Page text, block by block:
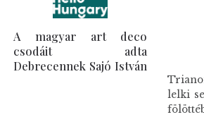
A magyar art deco
csodáit adta
Debrecennek Sajó István
lelki